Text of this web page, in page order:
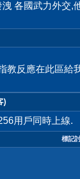
各國武力外交,
教反應在此區給
)
用戶同時上線.
標記